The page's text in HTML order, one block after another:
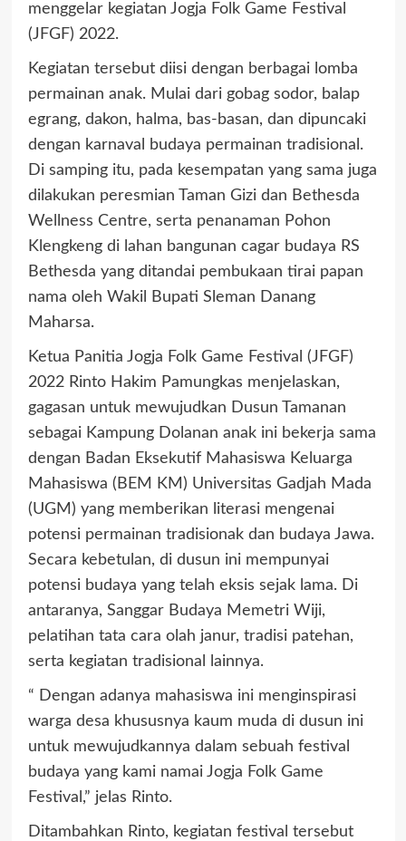
menggelar kegiatan Jogja Folk Game Festival
(JFGF) 2022.
Kegiatan tersebut diisi dengan berbagai lomba
permainan anak. Mulai dari gobag sodor, balap
egrang, dakon, halma, bas-basan, dan dipuncaki
dengan karnaval budaya permainan tradisional.
Di samping itu, pada kesempatan yang sama juga
dilakukan peresmian Taman Gizi dan Bethesda
Wellness Centre, serta penanaman Pohon
Klengkeng di lahan bangunan cagar budaya RS
Bethesda yang ditandai pembukaan tirai papan
nama oleh Wakil Bupati Sleman Danang
Maharsa.
Ketua Panitia Jogja Folk Game Festival (JFGF)
2022 Rinto Hakim Pamungkas menjelaskan,
gagasan untuk mewujudkan Dusun Tamanan
sebagai Kampung Dolanan anak ini bekerja sama
dengan Badan Eksekutif Mahasiswa Keluarga
Mahasiswa (BEM KM) Universitas Gadjah Mada
(UGM) yang memberikan literasi mengenai
potensi permainan tradisionak dan budaya Jawa.
Secara kebetulan, di dusun ini mempunyai
potensi budaya yang telah eksis sejak lama. Di
antaranya, Sanggar Budaya Memetri Wiji,
pelatihan tata cara olah janur, tradisi patehan,
serta kegiatan tradisional lainnya.
“ Dengan adanya mahasiswa ini menginspirasi
warga desa khususnya kaum muda di dusun ini
untuk mewujudkannya dalam sebuah festival
budaya yang kami namai Jogja Folk Game
Festival,” jelas Rinto.
Ditambahkan Rinto, kegiatan festival tersebut